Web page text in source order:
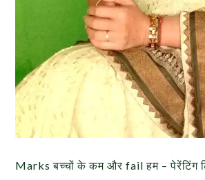
Marks बच्चों के कम और fail हम – पेरेंटिंग